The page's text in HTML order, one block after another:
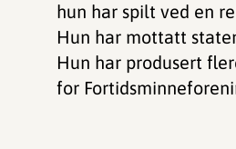
hun har spilt ved en
Hun har mottatt
Hun har produsert
for